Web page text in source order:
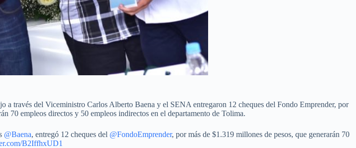
través del Viceministro Carlos Alberto Baena y el SENA entregaron 12 cheques del Fondo Emprender, por
70 empleos directos y 50 empleos indirectos en el departamento de Tolima.
@Baena, entregó 12 cheques del @FondoEmprender, por más de $1.319 millones de pesos, que generarán 70
B2IffhxUD1